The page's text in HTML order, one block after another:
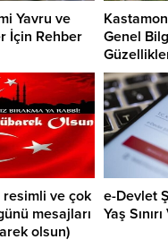
Yavru ve
İçin Rehber
Genel
ve çok
mesajları
olsun)
e-Devlet
Yaş